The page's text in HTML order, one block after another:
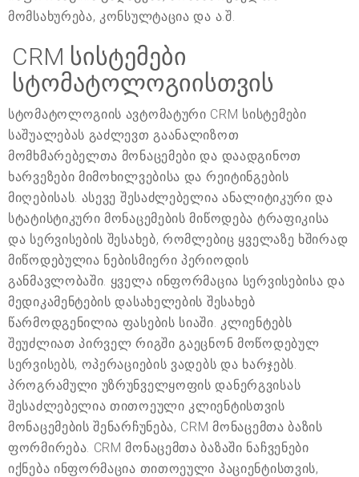
მომსახურება, კონსულტაცია და ა.შ.
CRM სისტემები
სტომატოლოგიისთვის
სტომატოლოგიის ავტომატური CRM სისტემები
საშუალებას გაძლევთ გაანალიზოთ
მომხმარებელთა მონაცემები და დაადგინოთ
ხარვეზები მიმოხილვებისა და რეიტინგების
მიღებისას. ასევე შესაძლებელია ანალიტიკური და
სტატისტიკური მონაცემების მიწოდება ტრაფიკისა
და სერვისების შესახებ, რომლებიც ყველაზე ხშირად
მიწოდებულია ნებისმიერი პერიოდის
განმავლობაში. ყველა ინფორმაცია სერვისებისა და
მედიკამენტების დასახელების შესახებ
წარმოდგენილია ფასების სიაში. კლიენტებს
შეუძლიათ პირველ რიგში გაეცნონ მოწოდებულ
სერვისებს, ოპერაციების ვადებს და ხარჯებს.
პროგრამული უზრუნველყოფის დანერგვისას
შესაძლებელია თითოეული კლიენტისთვის
მონაცემების შენარჩუნება, CRM მონაცემთა ბაზის
ფორმირება. CRM მონაცემთა ბაზაში ნაჩვენები
იქნება ინფორმაცია თითოეული პაციენტისთვის,